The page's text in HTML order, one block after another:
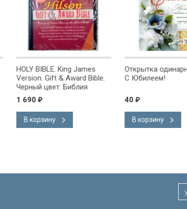
HOLY BIBLE. King James
Version. Gift & Award Bible.
Черный цвет. Библия
Короля Иакова на
английском языке.
Словарь, карты, закладка,
подарочная вкладка, слова
1 690 ₽
В корзину
Открытка
С Юбилеем!
40 ₽
В корзину